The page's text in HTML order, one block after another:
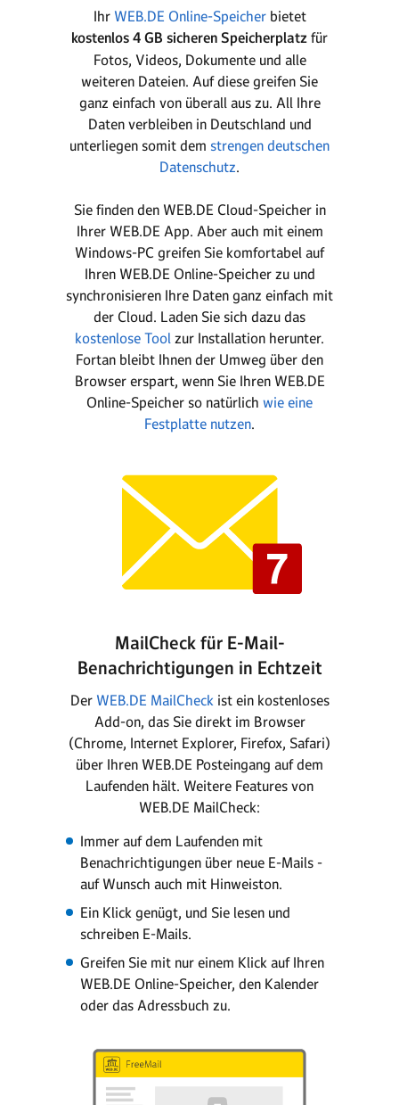
Ihr WEB.DE Online-Speicherbietet
kostenlos 4 GB sicheren Speicherplatz für
Fotos, Videos, Dokumente und alle
weiteren Dateien. Auf diese greifen Sie
ganz einfach von überall aus zu. All Ihre
Daten verbleiben in Deutschland und
unterliegen somit dem strengen deutschen
Datenschutz.
Sie finden den WEB.DE Cloud-Speicher in
Ihrer WEB.DE App. Aber auch mit einem
Windows-PC greifen Sie komfortabel auf
Ihren WEB.DE Online-Speicher zu und
synchronisieren Ihre Daten ganz einfach mit
der Cloud. Laden Sie sich dazu das
kostenlose Tool zur Installation herunter.
Fortan bleibt Ihnen der Umweg über den
Browser erspart, wenn Sie Ihren WEB.DE
Online-Speicher so natürlich wie eine
Festplatte nutzen.
MailCheck für E-Mail-
Benachrichtigungen in Echtzeit
Der WEB.DE MailCheckist ein kostenloses
Add-on, das Sie direkt im Browser
(Chrome, Internet Explorer, Firefox, Safari)
über Ihren WEB.DE Posteingang auf dem
Laufenden hält. Weitere Features von
WEB.DE MailCheck:
Immer auf dem Laufenden mit
Benachrichtigungen über neue E-Mails -
auf Wunsch auch mit Hinweiston.
Ein Klick genügt, und Sie lesen und
schreiben E-Mails.
Greifen Sie mit nur einem Klick auf Ihren
WEB.DE Online-Speicher, den Kalender
oder das Adressbuch zu.